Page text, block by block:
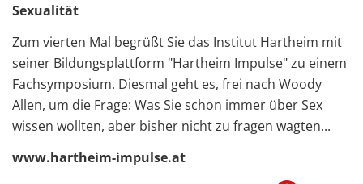
Sexualität
Zum vierten Mal begrüßt Sie das Institut Hartheim mit
seiner Bildungsplattform "Hartheim Impulse" zu einem
Fachsymposium. Diesmal geht es, frei nach Woody
Allen, um die Frage: Was Sie schon immer über Sex
wissen wollten, aber bisher nicht zu fragen wagten...
www.hartheim-impulse.at